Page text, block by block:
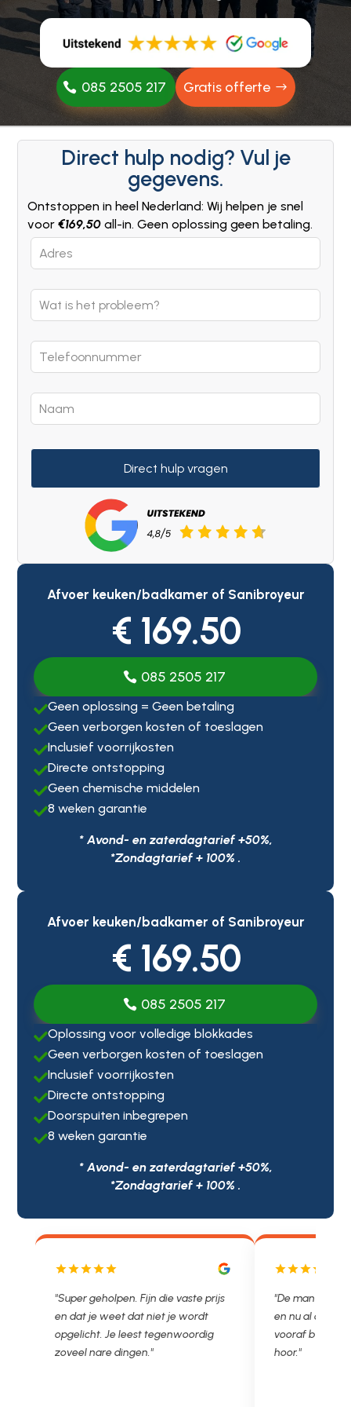
085 2505 217 Gratis offerte
Direct hulp nodig? Vul je
gegevens.
Ontstoppen in heel Nederland: Wij helpen je snel
voor€169,50 all-in. Geen oplossing geen betaling.
Leave
this
blank
Direct hulp vragen
Afvoer keuken/badkamer of Sanibroyeur
€ 169.50
085 2505 217
Geen oplossing = Geen betaling
Geen verborgen kosten of toeslagen
Inclusief voorrijkosten
Directe ontstopping
Geen chemische middelen
8 weken garantie
* Avond- en zaterdagtarief +50%,
*Zondagtarief + 100% .
Afvoer keuken/badkamer of Sanibroyeur
€ 169.50
085 2505 217
Oplossing voor volledige blokkades
Geen verborgen kosten of toeslagen
Inclusief voorrijkosten
Directe ontstopping
Doorspuiten inbegrepen
8 weken garantie
* Avond- en zaterdagtarief +50%,
*Zondagtarief + 100% .
"De man rijden net weg. 11.00 gebeld
en nu al opgelost voor een vast en
vooraf besproken tarief. Lekker
hoor."
"Wat een fijn
met een
je niet zo goed
Ontstoppen.nl